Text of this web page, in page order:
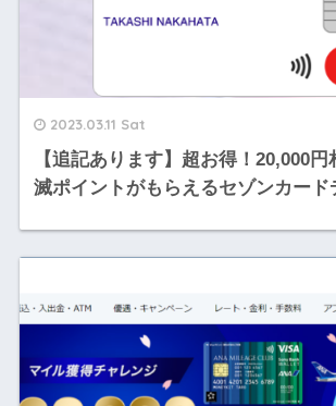
2023.03.11 Sat
【追記あります】超お得！20,000
滅ポイントがもらえるセゾンカード